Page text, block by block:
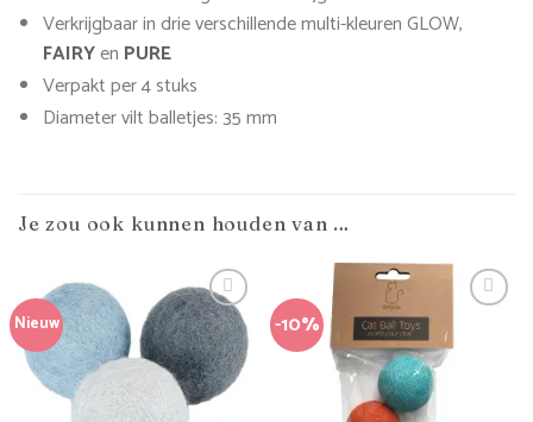
Verkrijgbaar in drie verschillende multi-kleuren GLOW,
FAIRYen PURE
Verpakt per 4 stuks
Diameter vilt balletjes: 35 mm
Je zou ook kunnen houden van …
Nieuw -10%